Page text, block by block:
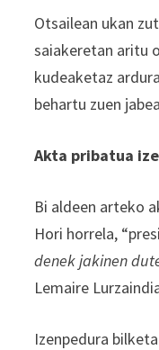
Otsailean ukan
saiakeretan aritu
kudeaketaz
behartu zuen
Akta pribatua
Bi aldeen arteko
Hori horrela,
denek jakinen
Lemaire
Izenpedura